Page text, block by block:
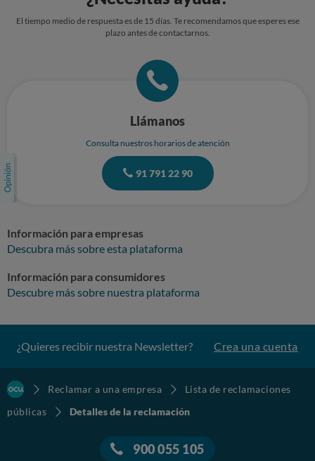
El tiempo medio de respuesta es de 15 días. Te recomendamos que esperes ese
plazo antes de contactarnos.
Llámanos
Consulta nuestros horarios de atención
91 791 22 90
Información para empresas
Descubra más sobre esta plataforma
Información para consumidores
Descubre más sobre nuestra plataforma
¿Quieres recibir nuestra Newsletter? Crea una cuenta
Reclamar a una empresa
Lista de reclamaciones
públicas
Detalles de la reclamación
900 055 105